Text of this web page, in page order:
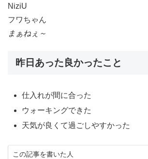
NiziU
フワちゃん
まぁねぇ～
昨日あった良かったこと
仕入れが間に合った
ウォーキングできた
天気が良くて過ごしやすかった
この記事を書いた人